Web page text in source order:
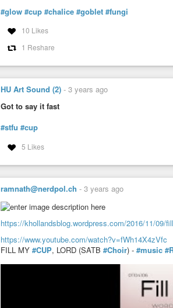
#glow #cup #chalice #goblet #fungi
10 Likes
1 Reshare
HU Art Sound (2) - 3 years ago
Got to say it fast
#stfu #cup
5 Likes
ramnath@nerdpol.ch - 3 years ago
https://khollandsblog.wordpress.com/2016/11/09/
https://www.youtube.com/watch?v=fWh14X4zVfc
FILL MY #CUP, LORD (SATB #Choir) - #music